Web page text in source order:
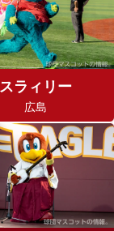
スラィリー
広島